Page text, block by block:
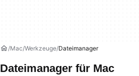
Mac Werkzeuge Dateimanager
Dateimanager für Mac